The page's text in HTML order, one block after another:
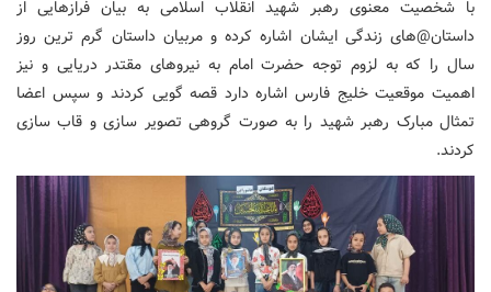
با شخصیت معنوی رهبر شهید انقلاب اسلامی به بیان فرازهایی از
داستان@های زندگی ایشان اشاره کرده و مربیان داستان گرم ترین روز
سال را که به لزوم توجه حضرت امام به نیروهای مقتدر دریایی و نیز
اهمیت موقعیت خلیج فارس اشاره دارد قصه گویی کردند و سپس اعضا
تمثال مبارک رهبر شهید را به صورت گروهی تصویر سازی و قاب سازی
کردند.